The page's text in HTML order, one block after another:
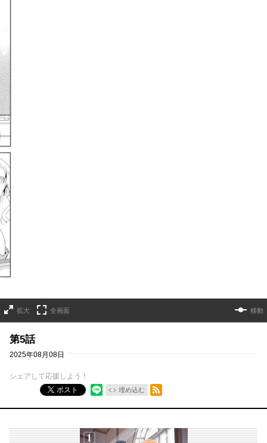
拡大 全画面 移動
第5話
2025年08月08日
シェアして応援しよう！
ポスト
埋め込む
RSSフィード